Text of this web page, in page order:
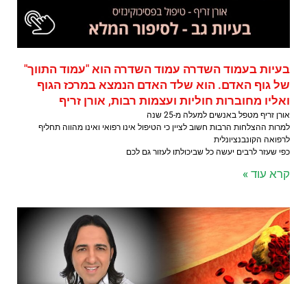
בעיות בעמוד השדרה עמוד השדרה הוא "עמוד התווך"
של גוף האדם. הוא שלד האדם הנמצא במרכז הגוף
ואליו מחוברות חוליות ועצמות רבות, אורן זריף
אורן זריף מטפל באנשים למעלה מ-25 שנה
למרות ההצלחות הרבות חשוב לציין כי הטיפול אינו רפואי ואינו מהווה תחליף
לרפואה הקונבנציונלית
כפי שעזר לרבים יעשה כל שביכולתו לעזור גם לכם
קרא עוד »